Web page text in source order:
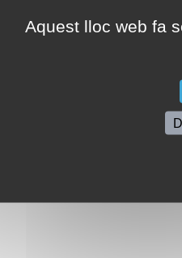
Aquest lloc web fa